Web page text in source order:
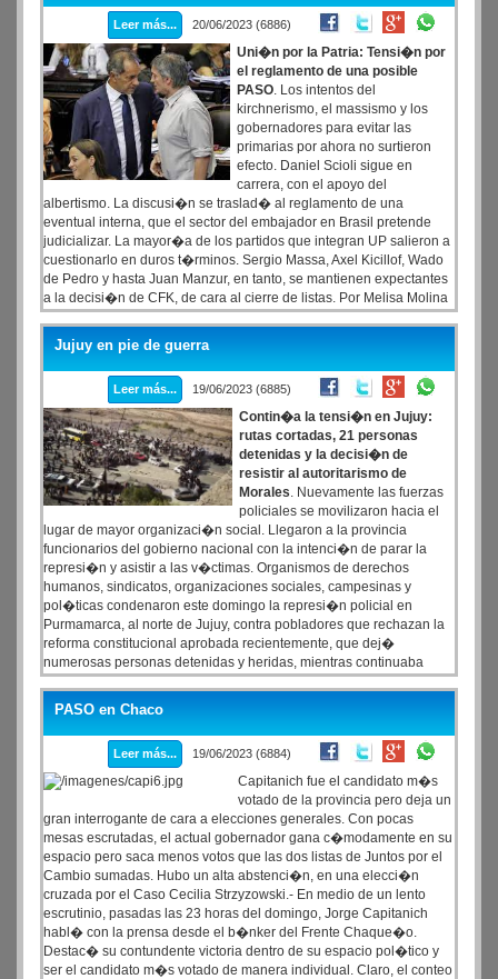
sugiri� que el Poder Ejecutivo nacional no intervendr� en lo que
all� ocurre, salvo para �garantizar la convivencia y el respeto por
los derechos humanos�.
Leer más... 20/06/2023 (6886)
Uni�n por la Patria: Tensi�n por
el reglamento de una posible
PASO. Los intentos del
kirchnerismo, el massismo y los
gobernadores para evitar las
primarias por ahora no surtieron
efecto. Daniel Scioli sigue en
carrera, con el apoyo del
albertismo. La discusi�n se traslad� al reglamento de una
eventual interna, que el sector del embajador en Brasil pretende
judicializar. La mayor�a de los partidos que integran UP salieron a
cuestionarlo en duros t�rminos. Sergio Massa, Axel Kicillof, Wado
de Pedro y hasta Juan Manzur, en tanto, se mantienen expectantes
a la decisi�n de CFK, de cara al cierre de listas. Por Melisa Molina
A tan solo cinco d�as del cierre de listas, crece la tensi�n en el
oficialismo por la presi�n que est� ejerciendo el embajador en
Brasil, Daniel Scioli, para presentarse en las PASO.
Jujuy en pie de guerra
Leer más... 19/06/2023 (6885)
Contin�a la tensi�n en Jujuy:
rutas cortadas, 21 personas
detenidas y la decisi�n de
resistir al autoritarismo de
Morales. Nuevamente las fuerzas
policiales se movilizaron hacia el
lugar de mayor organizaci�n social. Llegaron a la provincia
funcionarios del gobierno nacional con la intenci�n de parar la
represi�n y asistir a las v�ctimas. Organismos de derechos
humanos, sindicatos, organizaciones sociales, campesinas y
pol�ticas condenaron este domingo la represi�n policial en
Purmamarca, al norte de Jujuy, contra pobladores que rechazan la
reforma constitucional aprobada recientemente, que dej�
numerosas personas detenidas y heridas, mientras continuaba
cortada la ruta nacional 9 y 52 en el ingreso al poblado.
PASO en Chaco
Leer más... 19/06/2023 (6884)
Capitanich fue el candidato m�s
votado de la provincia pero deja un
gran interrogante de cara a elecciones generales. Con pocas
mesas escrutadas, el actual gobernador gana c�modamente en su
espacio pero saca menos votos que las dos listas de Juntos por el
Cambio sumadas. Hubo un alta abstenci�n, en una elecci�n
cruzada por el Caso Cecilia Strzyzowski.- En medio de un lento
escrutinio, pasadas las 23 horas del domingo, Jorge Capitanich
habl� con la prensa desde el b�nker del Frente Chaque�o.
Destac� su contundente victoria dentro de su espacio pol�tico y
ser el candidato m�s votado de manera individual. Claro, el conteo